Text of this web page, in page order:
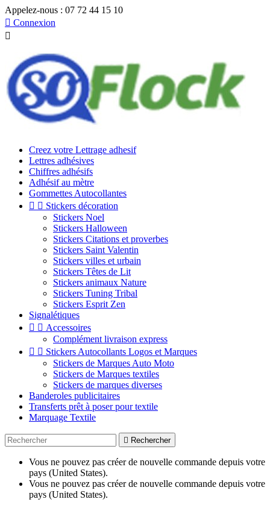
Appelez-nous : 07 72 44 15 10
 Connexion

Creez votre Lettrage adhesif
Lettres adhésives
Chiffres adhésifs
Adhésif au mètre
Gommettes Autocollantes
  Stickers décoration
Stickers Noel
Stickers Halloween
Stickers Citations et proverbes
Stickers Saint Valentin
Stickers villes et urbain
Stickers Têtes de Lit
Stickers animaux Nature
Stickers Tuning Tribal
Stickers Esprit Zen
Signalétiques
  Accessoires
Complément livraison express
  Stickers Autocollants Logos et Marques
Stickers de Marques Auto Moto
Stickers de Marques textiles
Stickers de marques diverses
Banderoles publicitaires
Transferts prêt à poser pour textile
Marquage Textile
 Rechercher
Vous ne pouvez pas créer de nouvelle commande depuis votre
pays (United States).
Vous ne pouvez pas créer de nouvelle commande depuis votre
pays (United States).